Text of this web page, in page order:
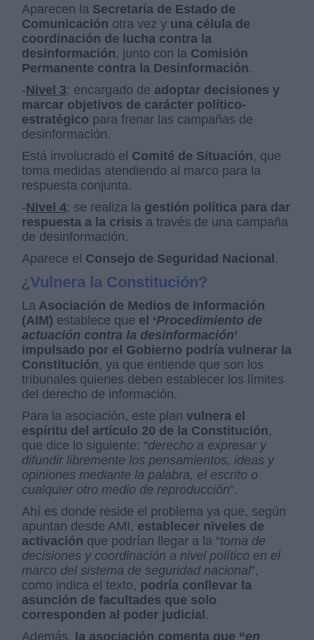
Aparecen la Secretaría de Estado de
Comunicación otra vez y una célula de
coordinación de lucha contra la
desinformación, junto con la Comisión
Permanente contra la Desinformación.
-Nivel 3: encargado de adoptar decisiones y
marcar objetivos de carácter político-
estratégico para frenar las campañas de
desinformación.
Está involucrado el Comité de Situación, que
toma medidas atendiendo al marco para la
respuesta conjunta.
-Nivel 4: se realiza la gestión política para dar
respuesta a la crisis a través de una campaña
de desinformación.
Aparece el Consejo de Seguridad Nacional .
¿Vulnera la Constitución?
La Asociación de Medios de Información
(AIM) establece que el ‘Procedimiento de
actuación contra la desinformación’
impulsado por el Gobierno podría vulnerar la
Constitución, ya que entiende que son los
tribunales quienes deben establecer los límites
del derecho de información.
Para la asociación, este planvulnera el
espíritu del artículo 20 de la Constitución,
que dice lo siguiente: “derecho a expresar y
difundir libremente los pensamientos, ideas y
opiniones mediante la palabra, el escrito o
cualquier otro medio de reproducción”.
Ahí es donde reside el problema ya que, según
apuntan desde AMI, establecer niveles de
activación que podrían llegar a la “toma de
decisiones y coordinación a nivel político en el
marco del sistema de seguridad nacional”,
como indica el texto, podría conllevar la
asunción de facultades que solo
corresponden al poder judicial .
Además,
la asociación comenta que “en